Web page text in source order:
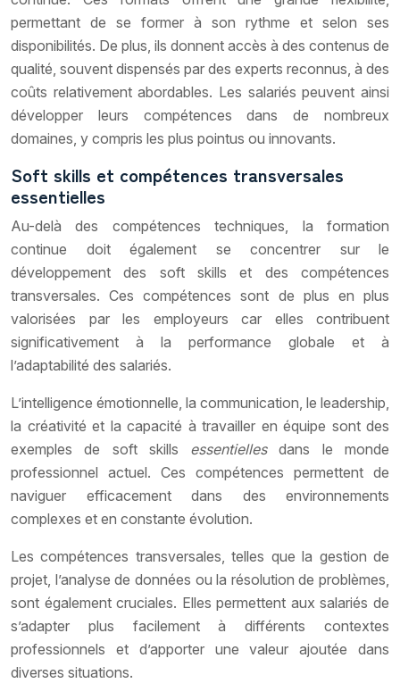
permettant de se former à son rythme et selon ses
disponibilités. De plus, ils donnent accès à des contenus de
qualité, souvent dispensés par des experts reconnus, à des
coûts relativement abordables. Les salariés peuvent ainsi
développer leurs compétences dans de nombreux
domaines, y compris les plus pointus ou innovants.
Soft skills et compétences transversales
essentielles
Au-delà des compétences techniques, la formation
continue doit également se concentrer sur le
développement des soft skills et des compétences
transversales. Ces compétences sont de plus en plus
valorisées par les employeurs car elles contribuent
significativement à la performance globale et à
l’adaptabilité des salariés.
L’intelligence émotionnelle, la communication, le leadership,
la créativité et la capacité à travailler en équipe sont des
exemples de soft skills essentiellesdans le monde
professionnel actuel. Ces compétences permettent de
naviguer efficacement dans des environnements
complexes et en constante évolution.
Les compétences transversales, telles que la gestion de
projet, l’analyse de données ou la résolution de problèmes,
sont également cruciales. Elles permettent aux salariés de
s’adapter plus facilement à différents contextes
professionnels et d’apporter une valeur ajoutée dans
diverses situations.